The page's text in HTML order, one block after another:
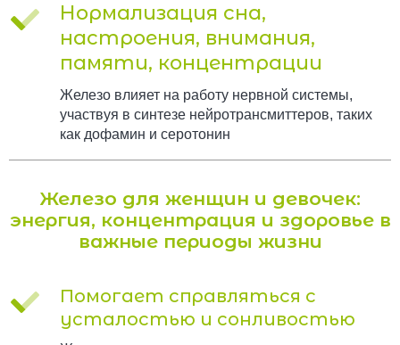
Нормализация сна,
настроения, внимания,
памяти, концентрации
Железо влияет на работу нервной системы,
участвуя в синтезе нейротрансмиттеров, таких
как дофамин и серотонин
Железо для женщин и девочек:
энергия, концентрация и здоровье в
важные периоды жизни
Помогает справляться с
усталостью и сонливостью